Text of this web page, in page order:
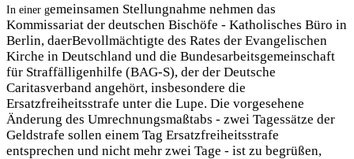
In einer gemeinsamen Stellungnahme nehmen das
Kommissariat der deutschen Bischöfe - Katholisches Büro in
Berlin, daerBevollmächtigte des Rates der Evangelischen
Kirche in Deutschland und die Bundesarbeitsgemeinschaft
für Straffälligenhilfe (BAG-S), der der Deutsche
Caritasverband angehört, insbesondere die
Ersatzfreiheitsstrafe unter die Lupe. Die vorgesehene
Änderung des Umrechnungsmaßtabs - zwei Tagessätze der
Geldstrafe sollen einem Tag Ersatzfreiheitsstrafe
entsprechen und nicht mehr zwei Tage - ist zu begrüßen,